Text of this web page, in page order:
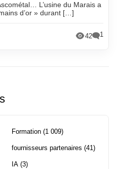
L’usine du Marais a
d’or » durant […]
42 1
Formation (1 009)
fournisseurs partenaires (41)
IA (3)